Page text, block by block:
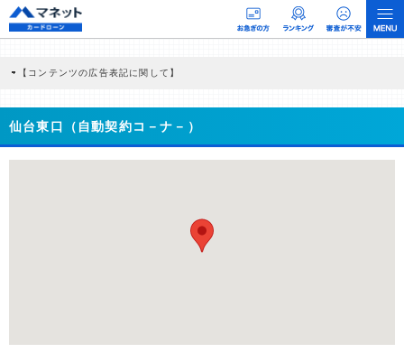
【コンテンツの広告表記に関して】
商品を根拠なくPRするものではなく、当編集部の調査／ユーザーへの口コミ収集な
どに基づき、公平性を担保した情報提供を行っています。
>提携企業一覧
仙台東口（自動契約コ－ナ－）